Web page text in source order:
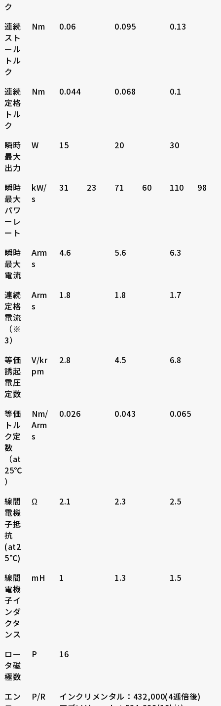
ク
連続
スト
ール
トル
ク
Nm 0.06 0.095 0.13
連続
定格
トル
ク
Nm 0.044 0.068 0.1
瞬時
最大
出力
W 15 20 30
瞬時
最大
パワ
ーレ
ート
kW/
s
31 23 71 60 110 98
瞬時
最大
電流
Arm
s
4.6 5.6 6.3
連続
定格
電流
（※
3）
Arm
s
1.8 1.8 1.7
等価
誘起
電圧
定数
V/kr
pm
2.8 4.5 6.8
等価
トル
ク定
数
（at
25℃
）
Nm/
Arm
s
0.026 0.043 0.065
線間
電機
子抵
抗
(at2
5℃)
Ω 2.1 2.3 2.5
線間
電機
子イ
ンダ
クタ
ンス
mH 1 1.3 1.5
ロー
タ磁
極数
P 16
エン
P/R
インクリメンタル：432,000(4逓倍後)